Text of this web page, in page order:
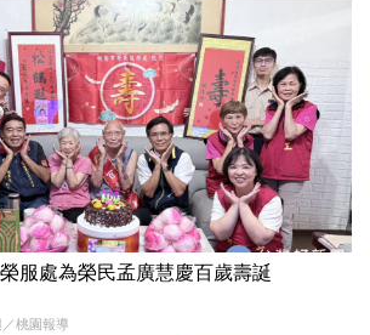
服處為榮民孟廣慧慶百歲壽誕
桃園報導